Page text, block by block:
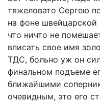
тяжеловато Сергею
на фоне
что ничто не
вписать свое имя
ТДС, больно уж он
финальном подъеме
ближайшими
очевидным, это его